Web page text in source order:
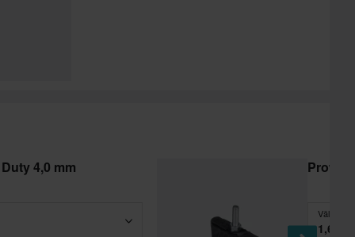
4,0 mm
Välj
1,60